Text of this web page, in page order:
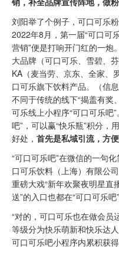
刘阳举了个例子，可口可乐粉
2022年8月，第一届“可口可
营销”便是打响开门红的一炮
大品牌（可口可乐、雪碧、
KA（麦当劳、京东、全家、
口可乐旗下饮料产品。（信
不同于传统的线下“揭盖有奖
可乐线上小程序“可口可乐吧
吧”，可以赢“快乐瓶”积分，
好处， 首先是私域引流，方
“可口可乐吧”在微信的一句
口可乐饮料（上海）有限公
重磅大戏“新年欢聚夜明星直
送”的入口也都在“可口可乐吧”
“对的，可口可乐也在做会员
等级分为快乐萌新和快乐达
可口可乐吧小程序内累积获